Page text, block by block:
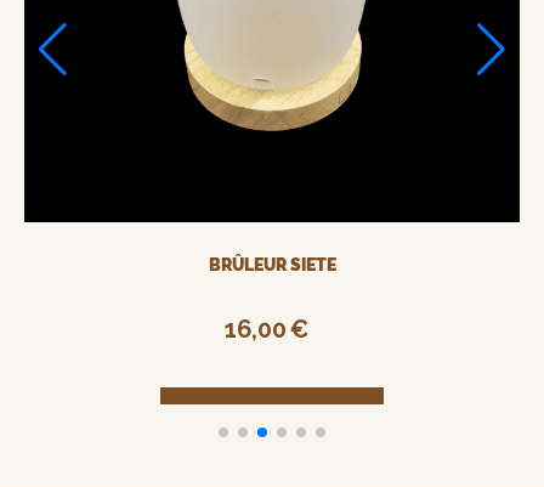
POUDRE PARFUMÉE PARFUM POMME D'AMOUR
13,00€